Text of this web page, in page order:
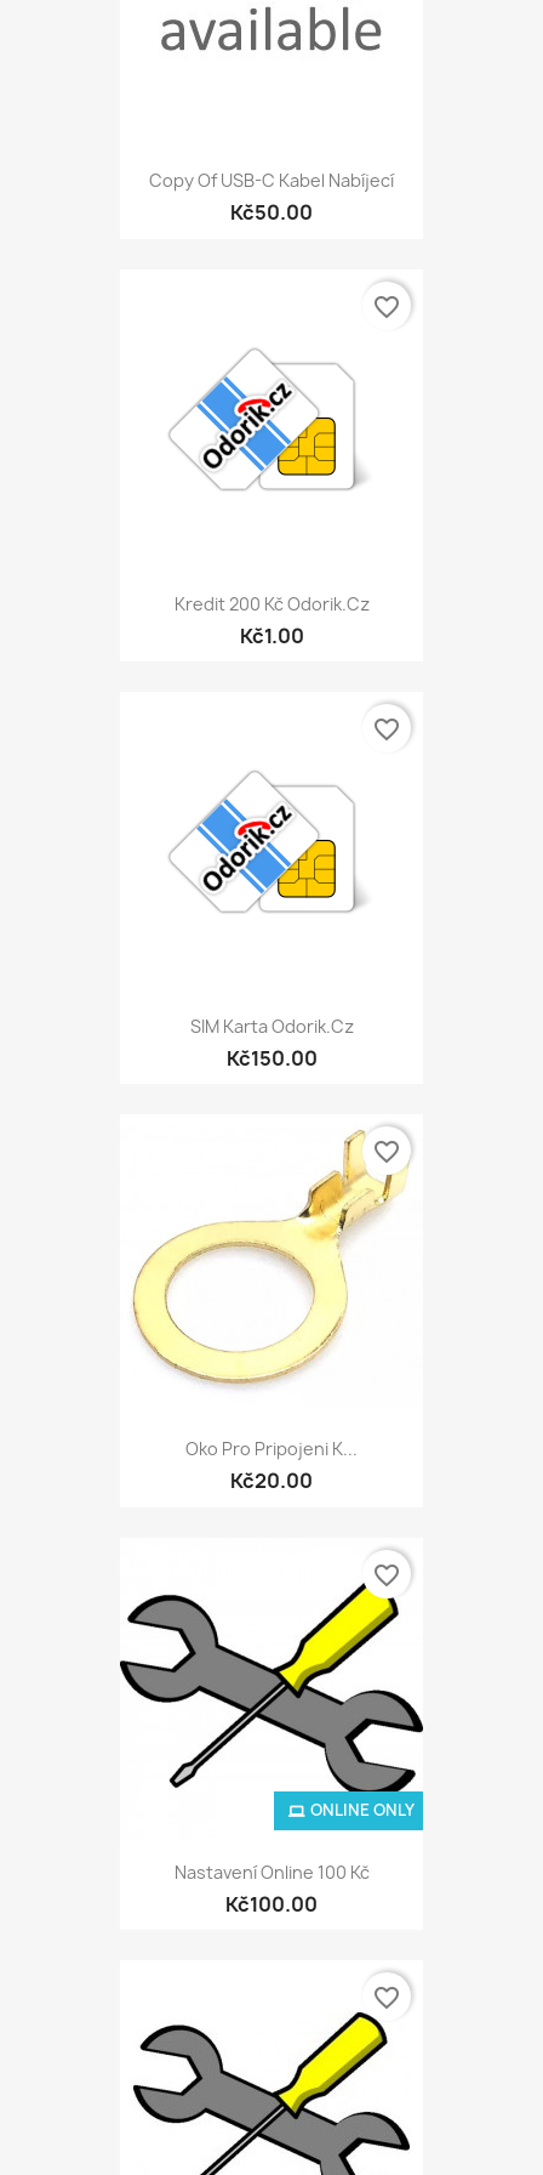
Copy Of USB-C Kabel Nabíjecí
Kč50.00
Kredit 200 Kč Odorik.cz
Kč1.00
favorite_border
SIM Karta Odorik.cz
Kč150.00
favorite_border
Oko Pro Pripojeni K...
Kč20.00
favorite_border
Nastavení Online 100 Kč
Kč100.00
ONLINE ONLY
favorite_border
favorite_border